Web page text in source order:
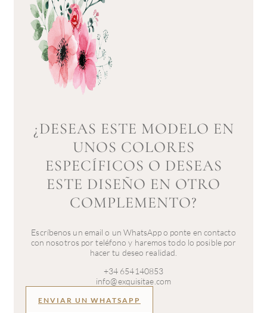
¿DESEAS ESTE MODELO EN
UNOS COLORES
ESPECÍFICOS O DESEAS
ESTE DISEÑO EN OTRO
COMPLEMENTO?
Escríbenos un email o un WhatsApp o ponte en contacto
con nosotros por teléfono y haremos todo lo posible por
hacer tu deseo realidad.
+34 654140853
info@exquisitae.com
ENVIAR UN WHATSAPP